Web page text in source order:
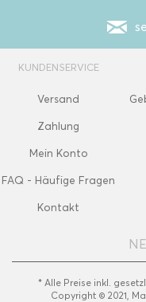
KUNDENSERVICE
Versand
Zahlung
Mein Konto
FAQ - Häufige Fragen
Kontakt
* Alle Preise inkl.
Copyright © 2021,